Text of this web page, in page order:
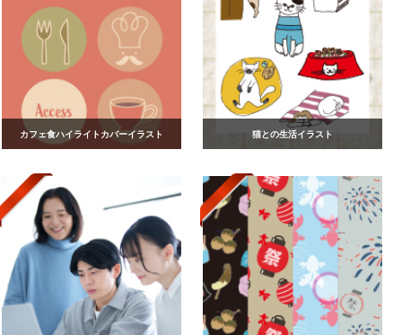
カフェ食ハイライトカバーイラスト 猫との生活イラスト